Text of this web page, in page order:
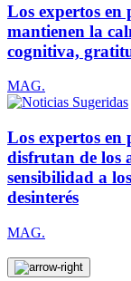
Los expertos en
mantienen la
cognitiva,
MAG.
Los expertos en
disfrutan de los
sensibilidad a
desinterés
MAG.